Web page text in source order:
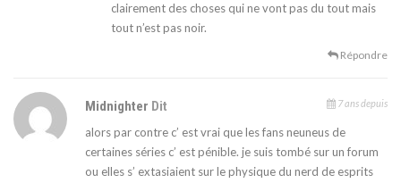
clairement des choses qui ne vont pas du tout mais
tout n’est pas noir.
Répondre
Midnighter Dit 7 ans depuis
alors par contre c’ est vrai que les fans neuneus de
certaines séries c’ est pénible. je suis tombé sur un forum
ou elles s’ extasiaient sur le physique du nerd de esprits